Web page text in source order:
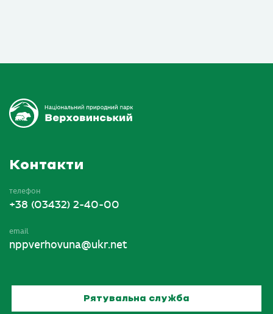
Контакти
телефон
+38 (03432) 2-40-00
email
nppverhovuna@ukr.net
Рятувальна служба